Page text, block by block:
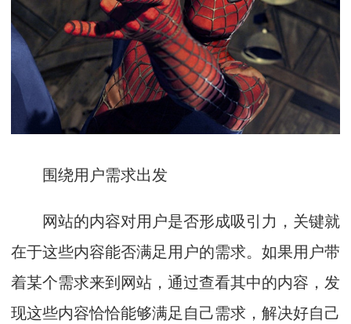
围绕用户需求出发
网站的内容对用户是否形成吸引力，关键就
在于这些内容能否满足用户的需求。如果用户带
着某个需求来到网站，通过查看其中的内容，发
现这些内容恰恰能够满足自己需求，解决好自己